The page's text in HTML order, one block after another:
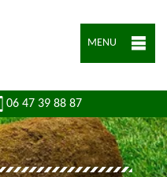
MENU
06 47 39 88 87